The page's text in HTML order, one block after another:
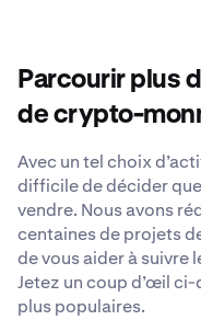
la vente d’actifs
la chronologie de vos
fiscales potentielles.
conseiller financier et
Parcourir plus
de crypto-
Avec un tel choix
difficile de décider
vendre. Nous avons
centaines de projets
de vous aider à suivre
Jetez un coup d’œil
plus populaires.